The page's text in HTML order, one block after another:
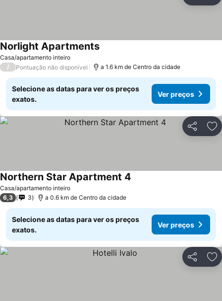
Casa/apartamento inteiro
Norlight Apartments
/ Pontuação não disponível a 1.6 km de Centro da cidade
Selecione as datas para ver os preços
exatos.
Ver preços
Partilhar
Casa/apartamento inteiro
Northern Star Apartment 4
6,3 3 a 0.6 km de Centro da cidade
Selecione as datas para ver os preços
exatos.
Ver preços
Partilhar